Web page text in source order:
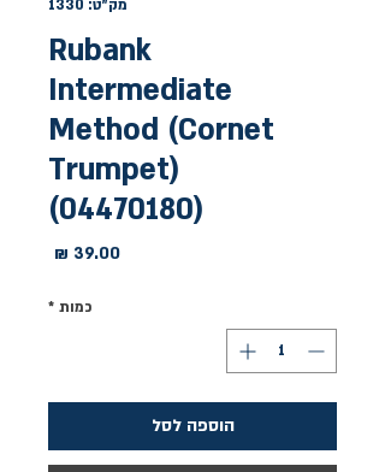
מק"ט: 1330
Rubank
Intermediate
Method (Cornet
Trumpet)
(04470180)
כמות *
הוספה לסל